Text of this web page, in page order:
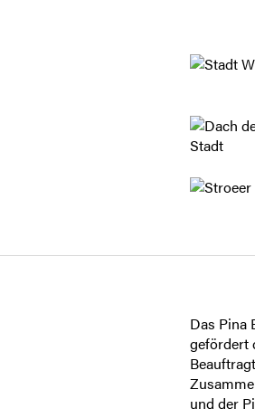
Das Pina
gefördert
und der